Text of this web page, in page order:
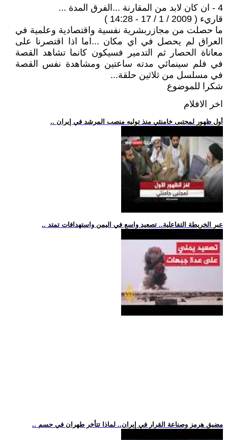
4 - ان كان لابد من المقارنة ...الفرق المدة ...
قاريء ( 2009 / 1 / 17 - 14:28 )
ما حصلت من مجازربشرية نفسية واقتصادية وعلمية في
العراق لم يحصل في اي مكان ...اما اذا اقتصرنا على
معاناة الحصار ثم التدمير فسيكون كانما تشاهد القصة
في فلم سينمائي مدته ساعتين ومشاهدة نفس القصة
في مسلسل من ثلاثين حلقة...
شكرا للموضوع
اخر الافلام
.. أول ظهور لمجتبى خامنئي منذ توليه منصب المرشد في إيران
.. عبر الخريطة التفاعلية.. تصعيد واسع في اليمن واستهدافات تمتد
.. مضيق هرمز وصناعة القرار في إيران.. لماذا تتأخر طهران في حسم